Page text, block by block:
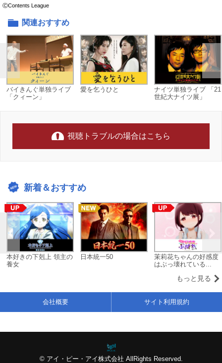
ⒸContents League
関連おすすめ
バイきんぐ単独ライブ
「クィーン」
愛を乞うひと
ナイツ単独ライブ 「21
世紀大ナイツ展」
視聴トラブルの場合はこちら
新着＆おすすめ
本好きの下剋上 領主の
養女
日本統一50
茉莉花ちゃんの好感度
はぶっ壊れている...
もっと見る
© アイ・ピー・アイ株式会社 AllRights Reserved.
会社概要 サイト利用規約